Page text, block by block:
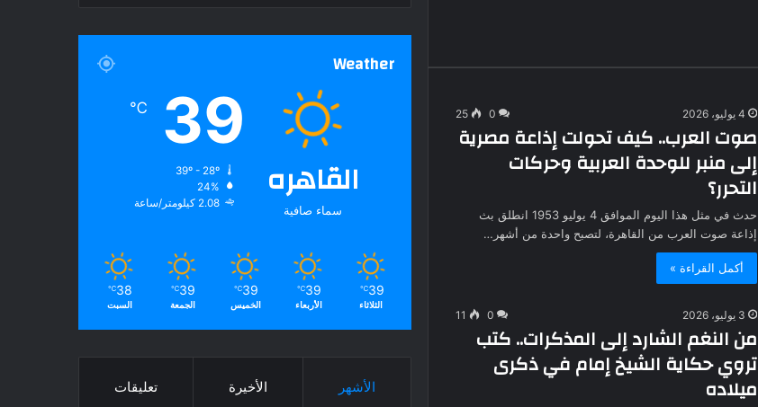
4 يوليو، 2026 0
25
صوت العرب.. كيف تحولت إذاعة مصرية
إلى منبر للوحدة العربية وحركات
التحرر؟
حدث في مثل هذا اليوم الموافق 4 يوليو 1953 انطلق بث
إذاعة صوت العرب من القاهرة، لتصبح واحدة من أشهر…
أكمل القراءة »
3 يوليو، 2026 0
11
من النغم الشارد إلى المذكرات.. كتب
تروي حكاية الشيخ إمام في ذكرى
ميلاده
Weather
القاهره
سماء صافية
39
℃
24%
2.08 كيلومتر/ساعة
39
℃
الثلاثاء
39
℃
الأربعاء
39
℃
الخميس
39
℃
الجمعة
38
℃
السبت
الأشهر الأخيرة تعليقات